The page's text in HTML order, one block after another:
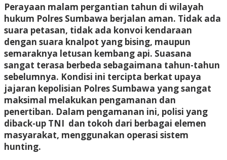
Perayaan malam pergantian tahun di wilayah
hukum Polres Sumbawa berjalan aman. Tidak ada
suara petasan, tidak ada konvoi kendaraan
dengan suara knalpot yang bising, maupun
semaraknya letusan kembang api. Suasana
sangat terasa berbeda sebagaimana tahun-tahun
sebelumnya. Kondisi ini tercipta berkat upaya
jajaran kepolisian Polres Sumbawa yang sangat
maksimal melakukan pengamanan dan
penertiban. Dalam pengamanan ini, polisi yang
diback-up TNI dan tokoh dari berbagai elemen
masyarakat, menggunakan operasi sistem
hunting.